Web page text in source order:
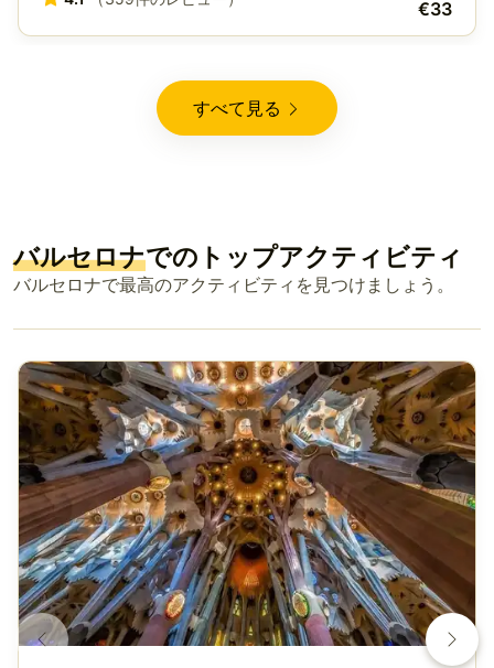
€33
すべて見る
バルセロナでのトップアクティビティ
バルセロナで最高のアクティビティを見つけましょう。